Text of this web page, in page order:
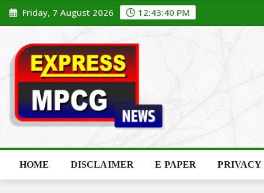
Skip
to
Friday, 7 August 2026 12:43:41 PM
HOME DISCLAIMER E PAPER